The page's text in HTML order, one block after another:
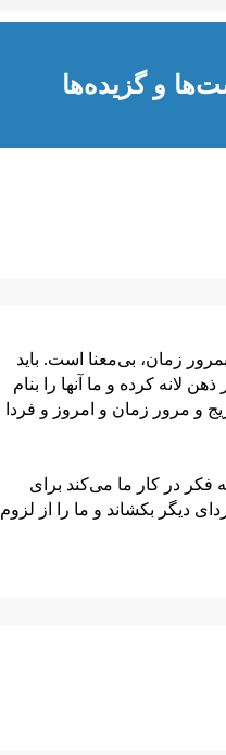
و گزیده‌ها
زمان، بی‌معنا است. باید
لانه کرده و ما آنها را بنام
و مرور زمان و امروز و فردا
در کار ما می‌کند برای
دیگر بکشاند و ما را از لزوم